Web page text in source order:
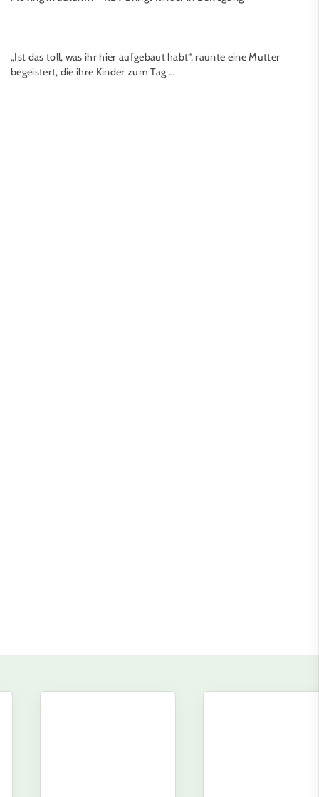
„Ist das toll, was ihr hier aufgebaut habt“, raunte eine Mutter
begeistert, die ihre Kinder zum Tag …